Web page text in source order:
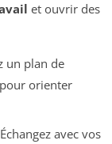
et ouvrir des
un plan de
orienter
avec vos